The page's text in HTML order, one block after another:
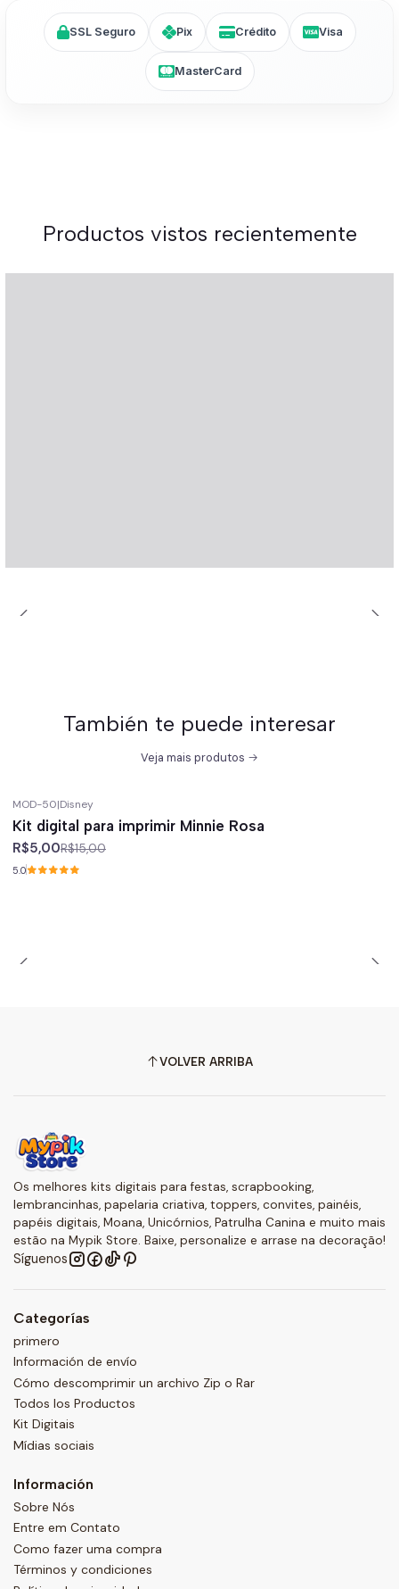
SSL Seguro Pix Crédito Visa
MasterCard
Productos vistos recientemente
También te puede interesar
Veja mais produtos
MOD-50|Disney
Kit digital para imprimir Minnie Rosa
R$5,00R$15,00
5.0
VOLVER ARRIBA
Os melhores kits digitais para festas, scrapbooking,
lembrancinhas, papelaria criativa, toppers, convites, painéis,
papéis digitais, Moana, Unicórnios, Patrulha Canina e muito mais
estão na Mypik Store. Baixe, personalize e arrase na decoração!
Síguenos
Categorías
primero
Información de envío
Cómo descomprimir un archivo Zip o Rar
Todos los Productos
Kit Digitais
Mídias sociais
Información
Sobre Nós
Entre em Contato
Como fazer uma compra
Términos y condiciones